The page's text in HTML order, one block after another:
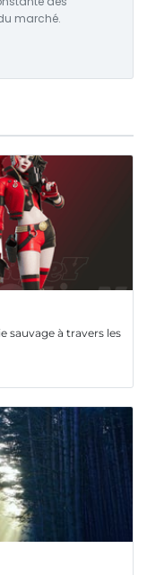
marché.
sauvage à travers les